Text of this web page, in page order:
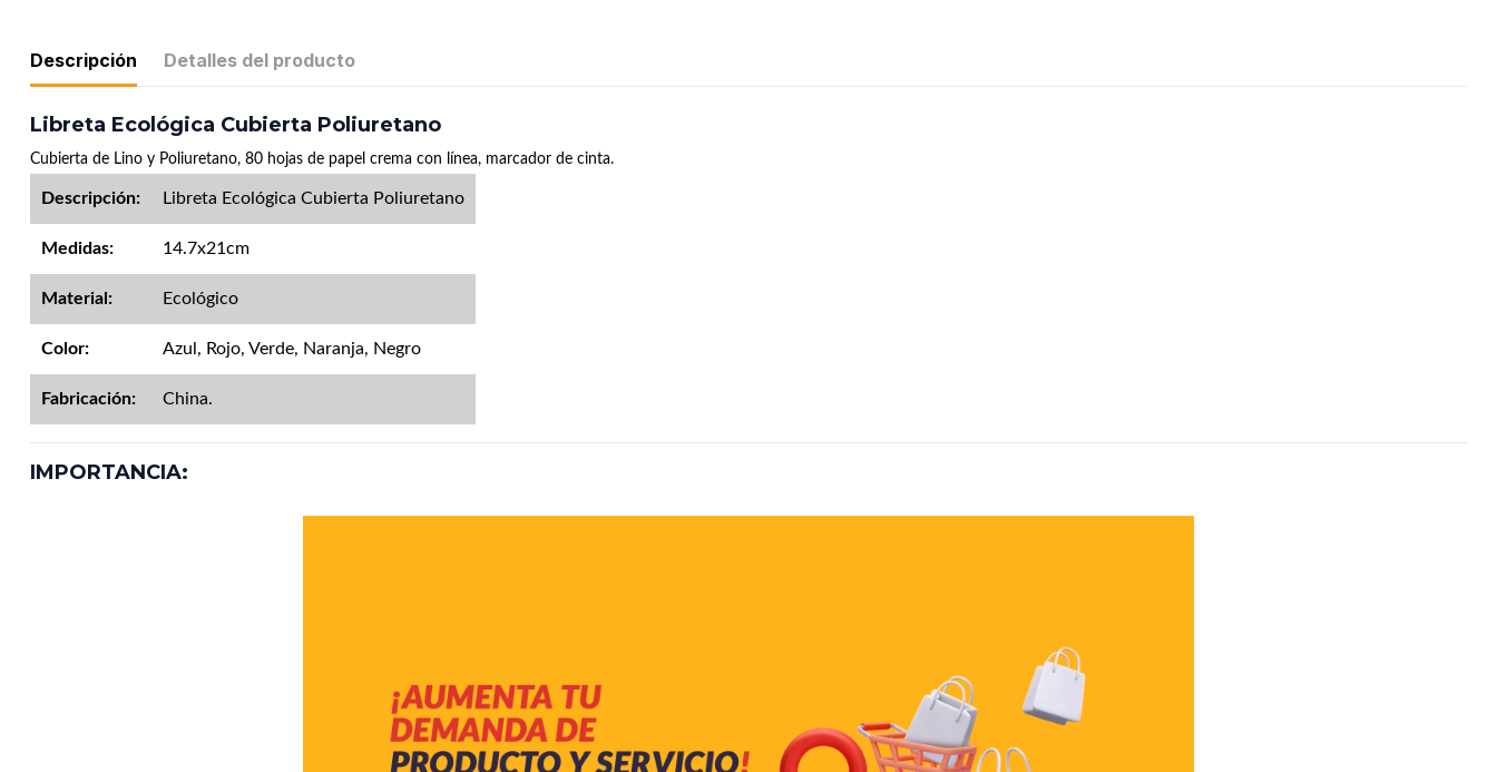
Descripción Detalles del producto
Libreta Ecológica Cubierta Poliuretano
Cubierta de Lino y Poliuretano, 80 hojas de papel crema con línea, marcador de cinta.
Descripción: Libreta Ecológica Cubierta Poliuretano
Medidas: 14.7x21cm
Material: Ecológico
Color: Azul, Rojo, Verde, Naranja, Negro
Fabricación: China.
IMPORTANCIA: